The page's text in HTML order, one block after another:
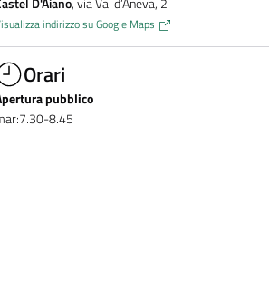
indirizzo su Google Maps
Orari
pubblico
8.45